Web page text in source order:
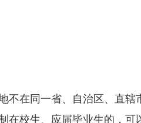
不在同一省、自治区、直辖
在校生、应届毕业生的，可